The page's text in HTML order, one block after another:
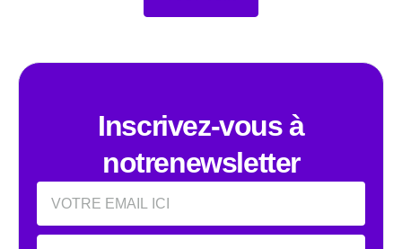
Inscrivez-vous à
notrenewsletter
Email